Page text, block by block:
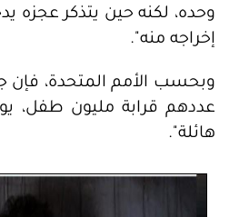
وحده، لكنه حين يتذكر عجزه
إخراجه منه".
وبحسب الأمم المتحدة، فإن
عددهم قرابة مليون طفل،
هائلة".